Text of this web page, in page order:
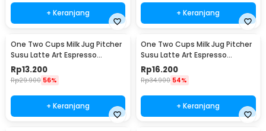
+ Keranjang + Keranjang
One Two Cups Milk Jug Pitcher
Susu Latte Art Espresso
Stainless Steel 1.5oz - S06HG
Rp13.200
Rp29.900 56%
+ Keranjang
One Two Cups Milk Jug Pitcher
Susu Latte Art Espresso
Stainless Steel 3oz - S06HG
Rp16.200
Rp34.900 54%
+ Keranjang